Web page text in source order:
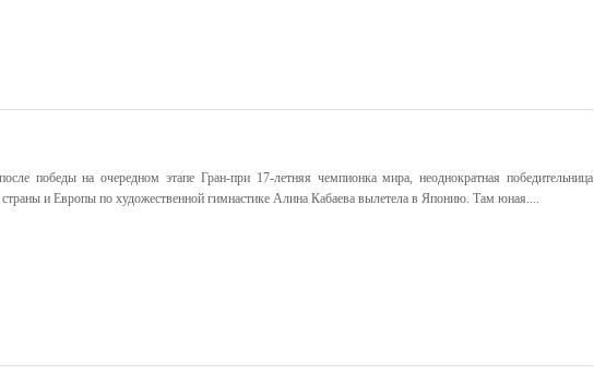
победы на очередном этапе Гран-при 17-летняя чемпионка мира, неоднократная победительница
страны и Европы по художественной гимнастике Алина Кабаева вылетела в Японию. Там юная....